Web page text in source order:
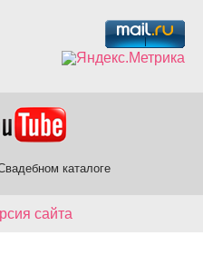
каталоге
сайта